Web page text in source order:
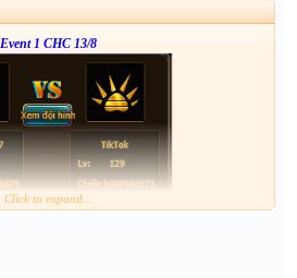
Event 1 CHC 13/8
Click to expand...